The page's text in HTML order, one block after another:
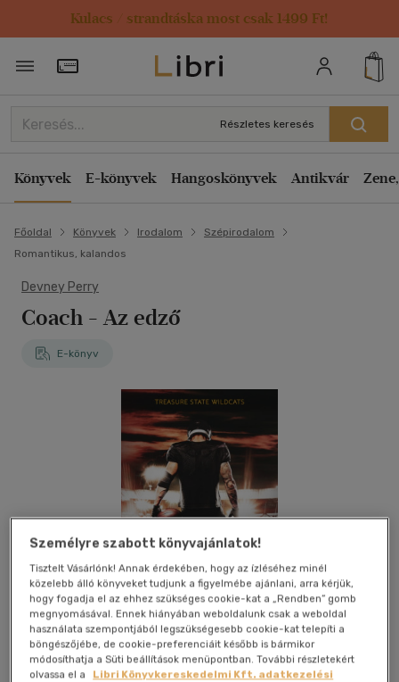
Kulacs / strandtáska most csak 1499 Ft!
Törzsvásárlói Kártya adatai
Részletes keresés
Könyvek E-könyvek Hangoskönyvek Antikvár
Főoldal Könyvek Irodalom
Szépirodalom
Romantikus, kalandos
Devney Perry
Coach - Az edző
E-könyv
Személyre szabott könyvajánlatok!
Tisztelt Vásárlónk! Annak érdekében, hogy az ízléséhez minél
közelebb álló könyveket tudjunk a figyelmébe ajánlani, arra kérjük,
hogy fogadja el az ehhez szükséges cookie-kat a „Rendben” gomb
megnyomásával. Ennek hiányában weboldalunk csak a weboldal
használata szempontjából legszükségesebb cookie-kat telepíti a
böngészőjébe, de cookie-preferenciáit később is bármikor
módosíthatja a Süti beállítások menüpontban. További részletekért
olvassa el a
Libri Könyvkereskedelmi Kft. adatkezelési